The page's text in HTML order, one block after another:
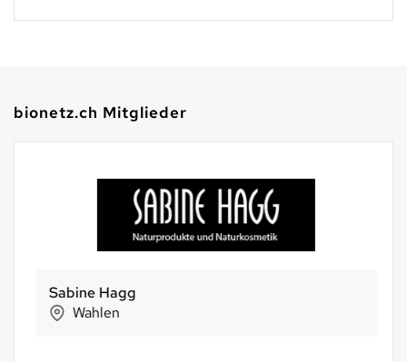
bionetz.ch Mitglieder
Sabine Hagg
Wahlen